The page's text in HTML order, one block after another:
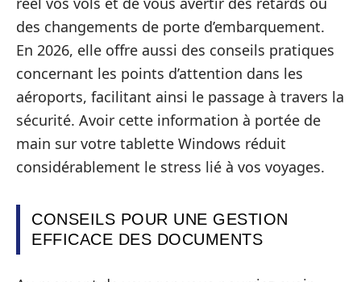
des changements de porte d’embarquement.
En 2026, elle offre aussi des conseils pratiques
concernant les points d’attention dans les
aéroports, facilitant ainsi le passage à travers la
sécurité. Avoir cette information à portée de
main sur votre tablette Windows réduit
considérablement le stress lié à vos voyages.
CONSEILS POUR UNE GESTION
EFFICACE DES DOCUMENTS